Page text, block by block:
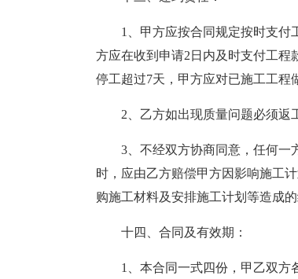
1、甲方应按合同规定按时支付
方应在收到申请2日内及时支付工程
停工超过7天，甲方应对已施工工程
2、乙方如出现质量问题必须返
3、不经双方协商同意，任何一
时，应由乙方赔偿甲方因影响施工
购施工材料及安排施工计划等造成的
十四、合同及有效期：
1、本合同一式四份，甲乙双方